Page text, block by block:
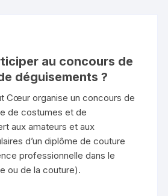
au concours de
déguisements ?
Cœur organise un concours de
de costumes et de
aux amateurs et aux
d’un diplôme de couture
professionnelle dans le
ou de la couture).